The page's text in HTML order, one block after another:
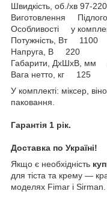
Швидкість, об./хв 97-
Виготовлення
Особливості у
Потужність, Вт 1100
Напруга, В 220
Габарити, ДхШхВ, мм
Вага нетто, кг 125
У комплекті: міксер,
паковання.
Гарантія 1 рік.
Доставка по Україні!
Якщо є необхідність
для тіста та крему —
моделях Fimar і